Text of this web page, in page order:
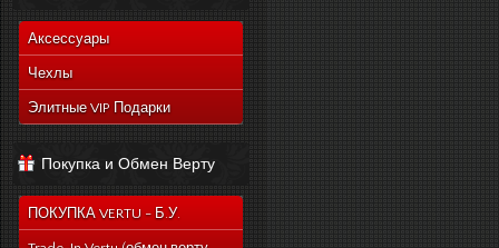
Аксессуары
Чехлы
Элитные VIP Подарки
Покупка и Обмен Верту
ПОКУПКА VERTU - Б.У.